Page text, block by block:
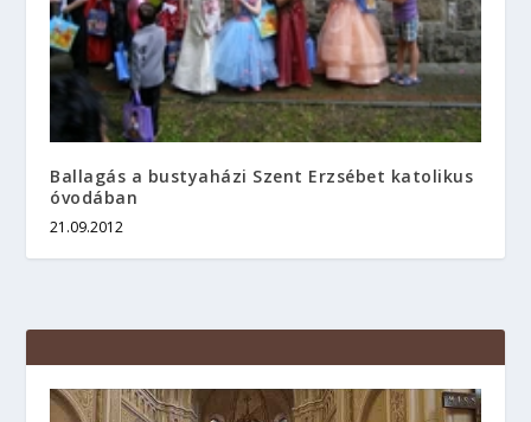
Ballagás a bustyaházi Szent Erzsébet katolikus
óvodában
21.09.2012